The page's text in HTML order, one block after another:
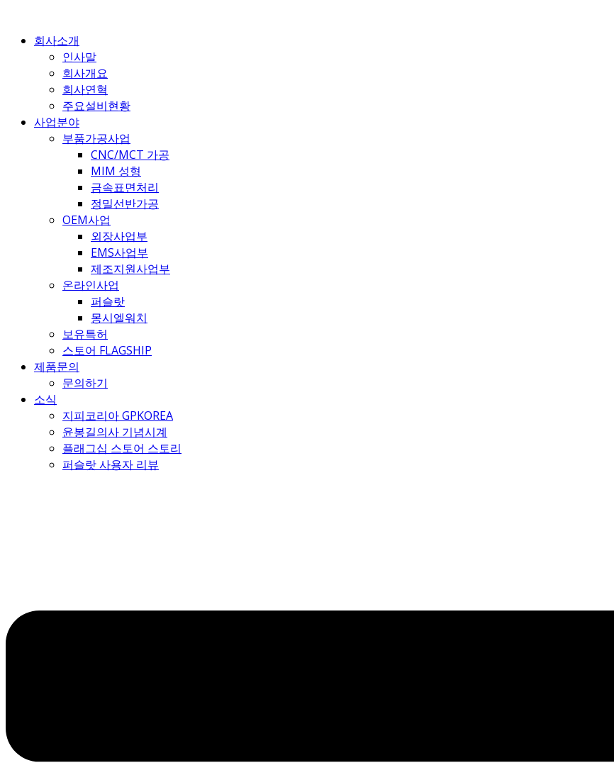
회사소개
인사말
회사개요
회사연혁
주요설비현황
사업분야
부품가공사업
CNC/MCT 가공
MIM 성형
금속표면처리
정밀선반가공
OEM사업
외장사업부
EMS사업부
제조지원사업부
온라인사업
퍼슬랏
몽시엘워치
보유특허
스토어 FLAGSHIP
제품문의
문의하기
소식
지피코리아 GPKOREA
윤봉길의사 기념시계
플래그십 스토어 스토리
퍼슬랏 사용자 리뷰